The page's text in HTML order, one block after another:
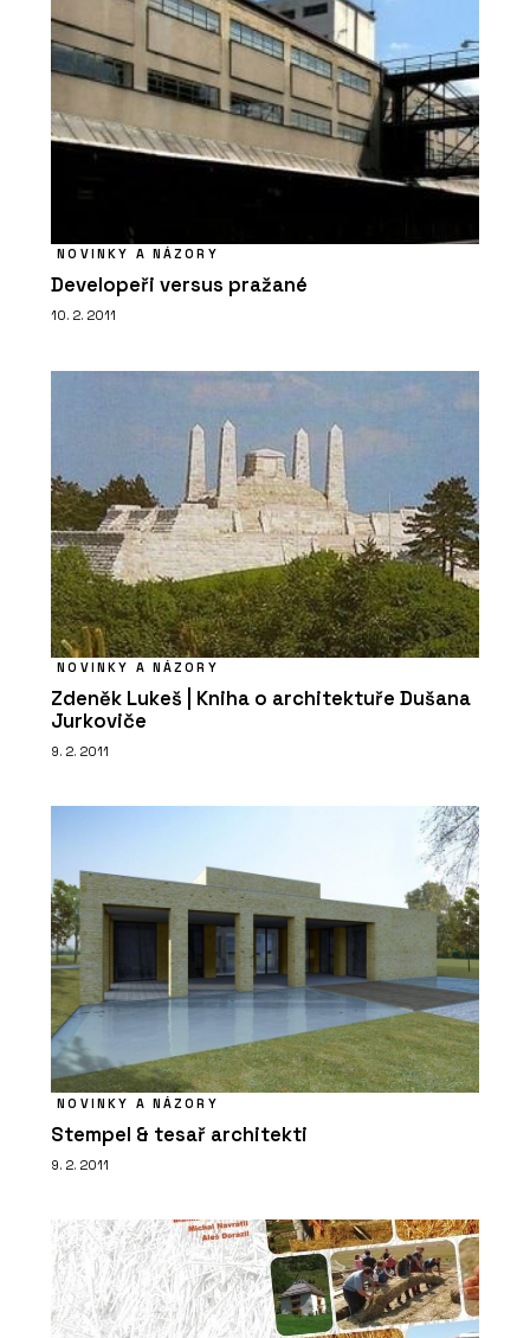
PRODUKTY
Tvrzený Kámen Noble Concrete Grey -
TechniStone
PRODUKTY
Tvrzený kámen Noble Quartzite -
TechniStone
NOVINKY A NÁZORY
Developeři versus pražané
10. 2. 2011
NOVINKY A NÁZORY
Zdeněk Lukeš | Kniha o architektuře Dušana
Jurkoviče
9. 2. 2011
NOVINKY A NÁZORY
Stempel & tesař architekti
9. 2. 2011